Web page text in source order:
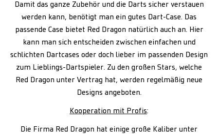
Damit das ganze Zubehör und die Darts sicher verstauen
werden kann, benötigt man ein gutes Dart-Case. Das
passende Case bietet Red Dragon natürlich auch an. Hier
kann man sich entscheiden zwischen einfachen und
schlichten Dartcases oder doch lieber im passenden Design
zum Lieblings-Dartspieler. Zu den großen Stars, welche
Red Dragon unter Vertrag hat, werden regelmäßig neue
Designs angeboten.
Kooperation mit Profis:
Die Firma Red Dragon hat einige große Kaliber unter